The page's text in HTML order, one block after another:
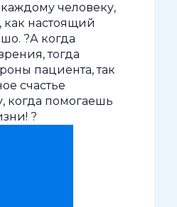
человеку,
как настоящий
?А когда
тогда
пациента, так
счастье
когда помогаешь
?